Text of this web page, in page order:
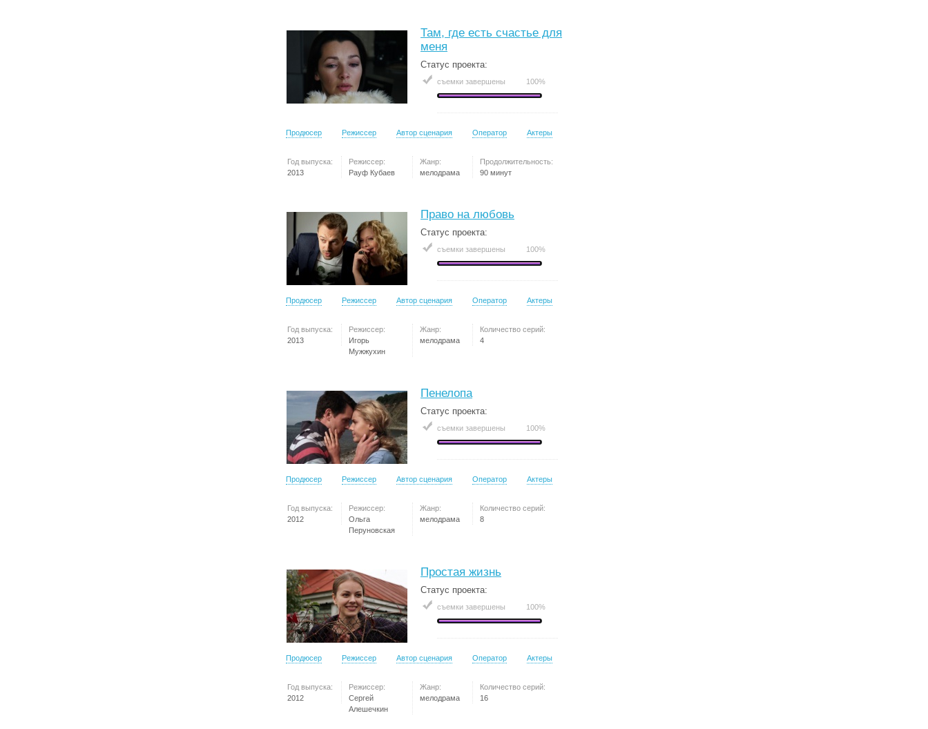
Там, где есть счастье для
меня
Статус проекта:
съемки завершены 100%
Продюсер Режиссер Автор сценария Оператор Актеры
Год выпуска:
2013
Режиссер:
Рауф Кубаев
Жанр:
мелодрама
Продолжительность:
90 минут
Право на любовь
Статус проекта:
съемки завершены 100%
Продюсер Режиссер Автор сценария Оператор Актеры
Год выпуска:
2013
Режиссер:
Игорь
Мужжухин
Жанр:
мелодрама
Количество серий:
4
Пенелопа
Статус проекта:
съемки завершены 100%
Продюсер Режиссер Автор сценария Оператор Актеры
Год выпуска:
2012
Режиссер:
Ольга
Перуновская
Жанр:
мелодрама
Количество серий:
8
Простая жизнь
Статус проекта:
съемки завершены 100%
Продюсер Режиссер Автор сценария Оператор Актеры
Год выпуска:
2012
Режиссер:
Сергей
Алешечкин
Жанр:
мелодрама
Количество серий:
16